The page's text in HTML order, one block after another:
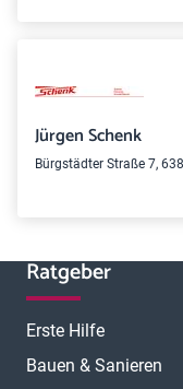
Jürgen Schenk
Bürgstädter Straße 7,
Ratgeber
Erste Hilfe
Bauen & Sanieren